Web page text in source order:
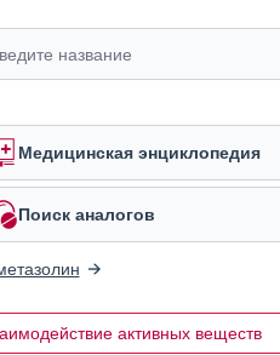
Медицинская энциклопедия
Поиск аналогов
активных веществ